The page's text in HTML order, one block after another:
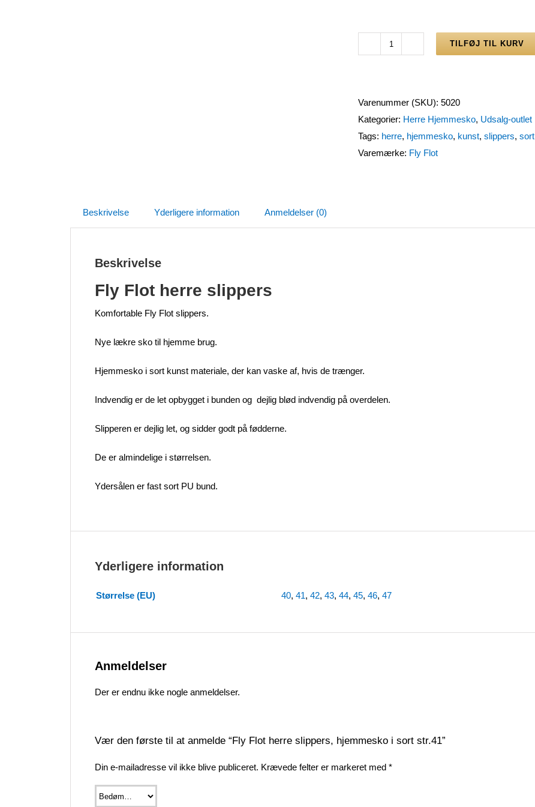
slippers,
hjemmesko
i
sort
TILFØJ TIL KURV
Varenummer (SKU): 5020
Kategorier: Herre Hjemmesko, Udsalg-outlet
Tags: herre, hjemmesko, kunst, slippers, sort
Varemærke: Fly Flot
Beskrivelse Yderligere information Anmeldelser (0)
Beskrivelse
Fly Flot herre slippers
Komfortable Fly Flot slippers.
Nye lækre sko til hjemme brug.
Hjemmesko i sort kunst materiale, der kan vaske af, hvis de trænger.
Indvendig er de let opbygget i bunden og dejlig blød indvendig på overdelen.
Slipperen er dejlig let, og sidder godt på fødderne.
De er almindelige i størrelsen.
Ydersålen er fast sort PU bund.
Yderligere information
Størrelse (EU) 40, 41, 42, 43, 44, 45, 46, 47
Anmeldelser
Der er endnu ikke nogle anmeldelser.
Vær den første til at anmelde “Fly Flot herre slippers, hjemmesko i sort str.41”
Din e-mailadresse vil ikke blive publiceret. Krævede felter er markeret med *